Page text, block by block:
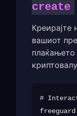
create
Креирајте
вашиот
#